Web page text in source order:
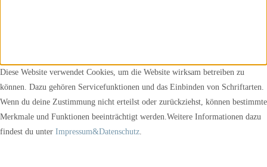
Diese Website verwendet Cookies, um die Website wirksam betreiben zu
können. Dazu gehören Servicefunktionen und das Einbinden von Schriftarten.
Wenn du deine Zustimmung nicht erteilst oder zurückziehst, können bestimmte
Merkmale und Funktionen beeinträchtigt werden.Weitere Informationen dazu
findest du unter Impressum&Datenschutz